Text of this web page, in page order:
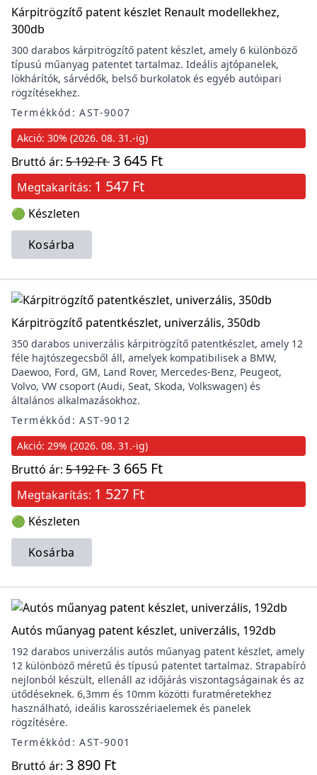
Kárpitrögzítő patent készlet Renault modellekhez,
300db
300 darabos kárpitrögzítő patent készlet, amely 6 különböző
típusú műanyag patentet tartalmaz. Ideális ajtópanelek,
lökhárítók, sárvédők, belső burkolatok és egyéb autóipari
rögzítésekhez.
Termékkód: AST-9007
Akció: 30% (2026. 08. 31.-ig)
Bruttó ár: 5 192 Ft3 645 Ft
Megtakarítás: 1 547 Ft
🟢 Készleten
Kosárba
Kárpitrögzítő patentkészlet, univerzális, 350db
350 darabos univerzális kárpitrögzítő patentkészlet, amely 12
féle hajtószegecsből áll, amelyek kompatibilisek a BMW,
Daewoo, Ford, GM, Land Rover, Mercedes-Benz, Peugeot,
Volvo, VW csoport (Audi, Seat, Skoda, Volkswagen) és
általános alkalmazásokhoz.
Termékkód: AST-9012
Akció: 29% (2026. 08. 31.-ig)
Bruttó ár: 5 192 Ft3 665 Ft
Megtakarítás: 1 527 Ft
🟢 Készleten
Kosárba
Autós műanyag patent készlet, univerzális, 192db
192 darabos univerzális autós műanyag patent készlet, amely
12 különböző méretű és típusú patentet tartalmaz. Strapabíró
nejlonból készült, ellenáll az időjárás viszontagságainak és az
ütődéseknek. 6,3mm és 10mm közötti furatméretekhez
használható, ideális karosszériaelemek és panelek
rögzítésére.
Termékkód: AST-9001
Bruttó ár: 3 890 Ft